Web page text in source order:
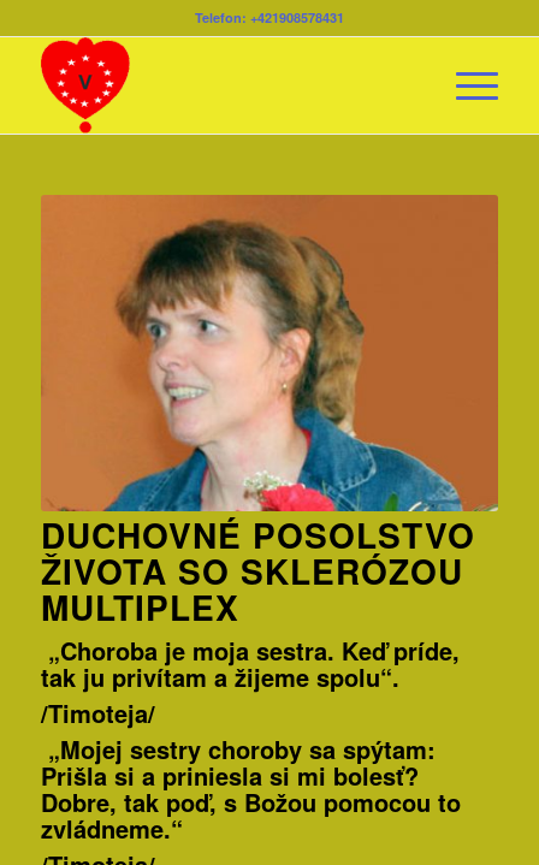
Telefon: +421908578431
DUCHOVNÉ POSOLSTVO
ŽIVOTA SO SKLERÓZOU
MULTIPLEX
„Choroba je moja sestra. Keď príde,
tak ju privítam a žijeme spolu“.
/Timoteja/
„Mojej sestry choroby sa spýtam:
Prišla si a priniesla si mi bolesť?
Dobre, tak poď, s Božou pomocou to
zvládneme.“